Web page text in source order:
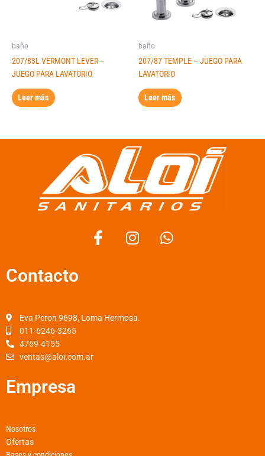
baño
207/83L VERMONT LEVER –
JUEGO PARA LAVATORIO
Leer más
baño
207/87 TEMPLE – JUEGO PARA
LAVATORIO
Leer más
F
a
o
I
n
r
W
h
Contacto
Eva Peron 9698, Loma Hermosa.
011-6246-3265
4769-4155
ventas@aloi.com.ar
Empresa
Nosotros
Ofertas